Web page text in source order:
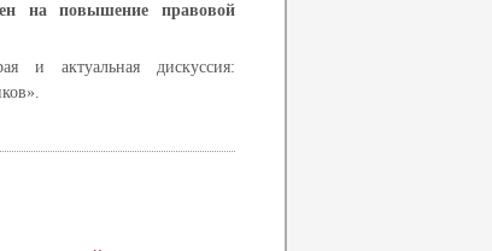
на повышение правовой
и актуальная дискуссия: